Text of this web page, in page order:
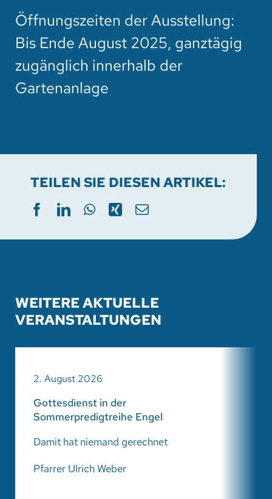
Öffnungszeiten der Ausstellung:
Bis Ende August 2025, ganztägig
zugänglich innerhalb der
Gartenanlage
TEILEN SIE DIESEN ARTIKEL:
WEITERE AKTUELLE
VERANSTALTUNGEN
2. August 2026
Gottesdienst in der
Sommerpredigtreihe Engel
Damit hat niemand gerechnet
Pfarrer Ulrich Weber